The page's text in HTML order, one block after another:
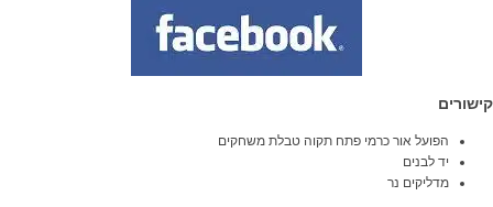
קישורים
הפועל אור כרמי פתח תקוה טבלת משחקים
יד לבנים
מדליקים נר